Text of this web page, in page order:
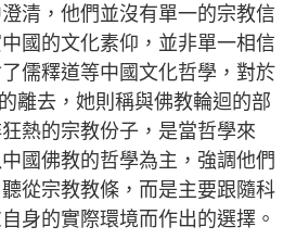
清，他們並沒有單一的宗教信
國的文化素仰，並非單一相信
儒釋道等中國文化哲學，對於
離去，她則稱與佛教輪迴的部
熱的宗教份子，是當哲學來
國佛教的哲學為主，強調他們
從宗教教條，而是主要跟隨科
身的實際環境而作出的選擇。